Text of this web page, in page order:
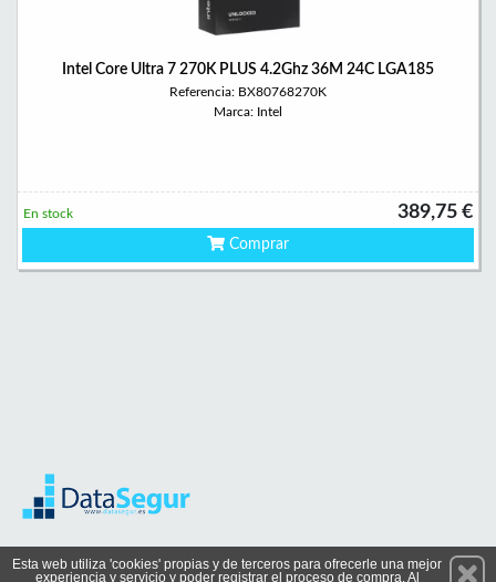
Intel Core Ultra 7 270K PLUS 4.2Ghz 36M 24C LGA185
Referencia: BX80768270K
Marca: Intel
389,75 €
En stock
Comprar
Esta web utiliza 'cookies' propias y de terceros para ofrecerle una mejor
experiencia y servicio y poder registrar el proceso de compra. Al